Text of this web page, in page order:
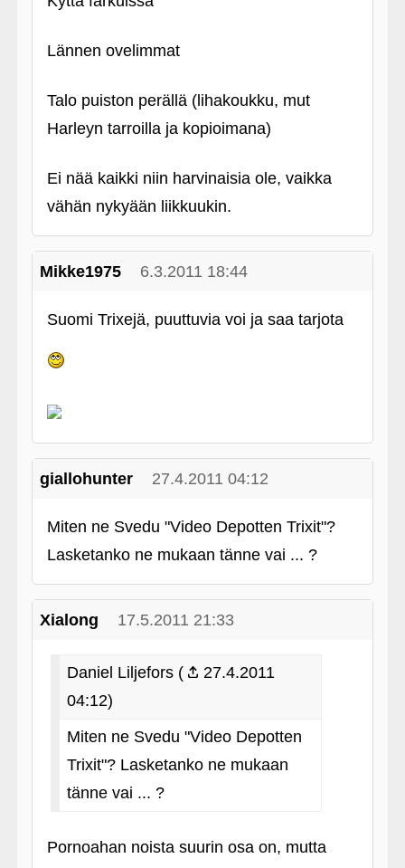
Lännen ovelimmat
Talo puiston perällä (lihakoukku, mut
Harleyn tarroilla ja kopioimana)
Ei nää kaikki niin harvinaisia ole, vaikka
vähän nykyään liikkuukin.
Mikke1975 6.3.2011 18:44
Suomi Trixejä, puuttuvia voi ja saa tarjota
giallohunter 27.4.2011 04:12
Miten ne Svedu "Video Depotten Trixit"?
Lasketanko ne mukaan tänne vai ... ?
Xialong 17.5.2011 21:33
Daniel Liljefors (
27.4.2011
04:12)
Miten ne Svedu "Video Depotten
Trixit"? Lasketanko ne mukaan
tänne vai ... ?
Pornoahan noista suurin osa on, mutta